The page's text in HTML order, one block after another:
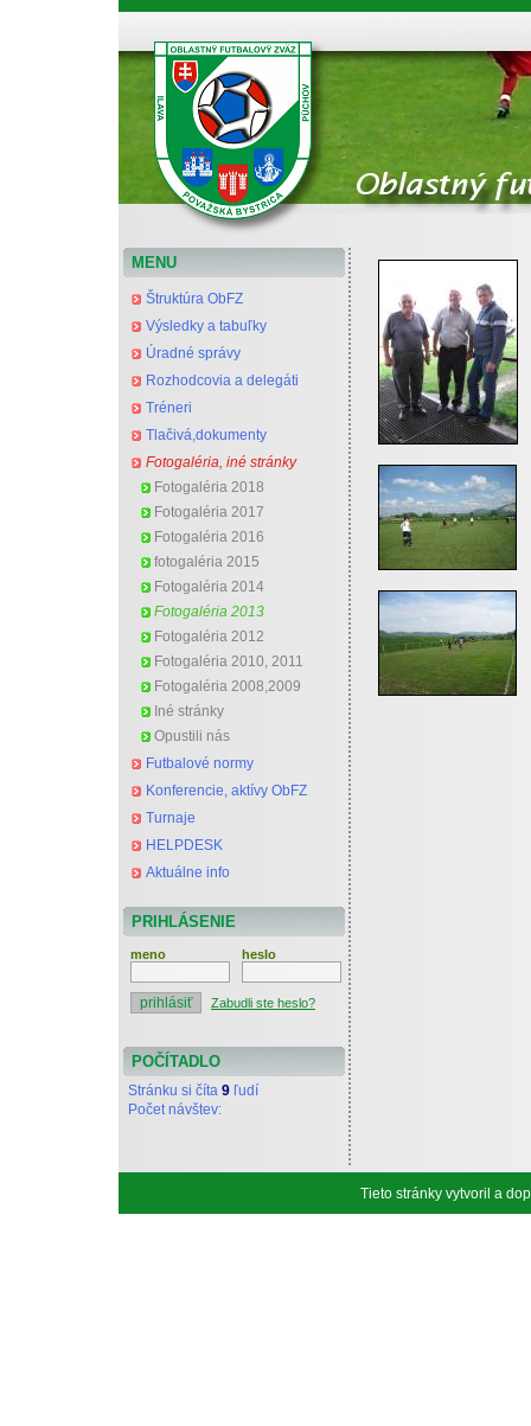
MENU
Štruktúra ObFZ
Výsledky a tabuľky
Úradné správy
Rozhodcovia a delegáti
Tréneri
Tlačivá,dokumenty
Fotogaléria, iné stránky
Fotogaléria 2018
Fotogaléria 2017
Fotogaléria 2016
fotogaléria 2015
Fotogaléria 2014
Fotogaléria 2013
Fotogaléria 2012
Fotogaléria 2010, 2011
Fotogaléria 2008,2009
Iné stránky
Opustili nás
Futbalové normy
Konferencie, aktívy ObFZ
Turnaje
HELPDESK
Aktuálne info
PRIHLÁSENIE
meno heslo
Zabudli ste heslo?
POČÍTADLO
Stránku si číta 9 ľudí
Počet návštev:
Tieto stránky vytvoril a